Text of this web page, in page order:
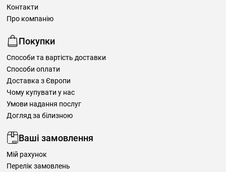
Контакти
Про компанію
Покупки
Способи та вартість доставки
Способи оплати
Доставка з Європи
Чому купувати у нас
Умови надання послуг
Догляд за білизною
Ваші замовлення
Мій рахунок
Перелік замовлень